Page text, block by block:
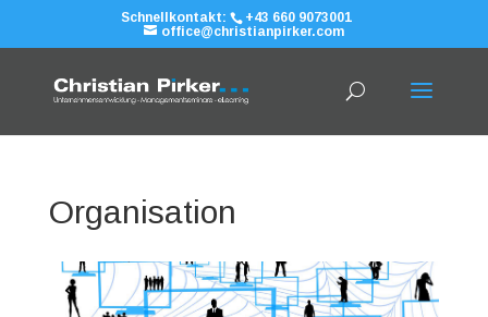
Schnellkontakt:
+43 660 9073001
office@christianpirker.com
Organisation